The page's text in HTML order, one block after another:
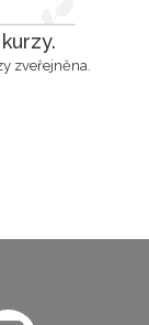
zveřejněna.